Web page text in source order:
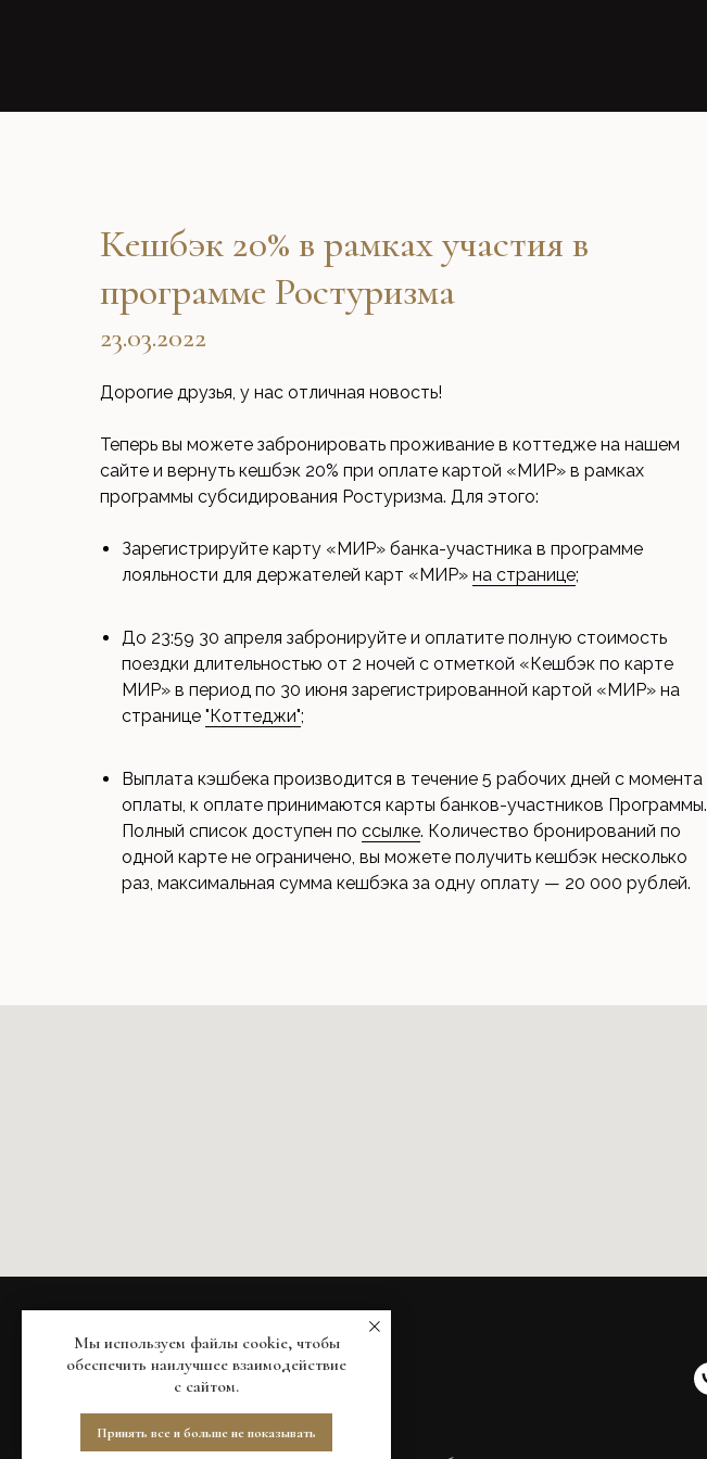
Кешбэк 20% в рамках участия в
программе Ростуризма
23.03.2022
Дорогие друзья, у нас отличная новость!
Теперь вы можете забронировать проживание в коттедже на нашем
сайте и вернуть кешбэк 20% при оплате картой «МИР» в рамках
программы субсидирования Ростуризма. Для этого:
Зарегистрируйте карту «МИР» банка-участника в программе
лояльности для держателей карт «МИР» на странице;
До 23:59 30 апреля забронируйте и оплатите полную стоимость
поездки длительностью от 2 ночей с отметкой «Кешбэк по карте
МИР» в период по 30 июня зарегистрированной картой «МИР» на
странице "Коттеджи";
Выплата кэшбека производится в течение 5 рабочих дней с момента
оплаты, к оплате принимаются карты банков-участников Программы.
Полный список доступен по ссылке. Количество бронирований по
одной карте не ограничено, вы можете получить кешбэк несколько
раз, максимальная сумма кешбэка за одну оплату — 20 000 рублей.
Мы используем файлы cookie, чтобы
обеспечить наилучшее взаимодействие
с сайтом.
Принять все и больше не показывать